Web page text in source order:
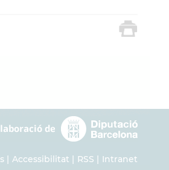
Accessibilitat RSS Intranet